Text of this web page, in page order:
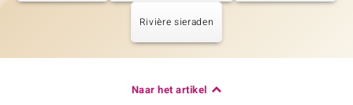
Rivière sieraden
Naar het artikel